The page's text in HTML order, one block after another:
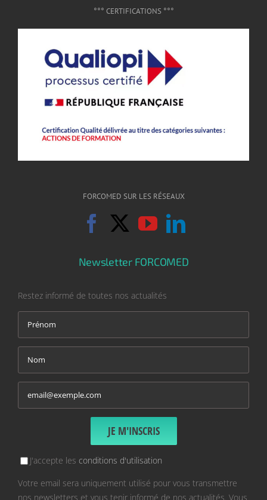
°°° CERTIFICATIONS °°°
FORCOMED SUR LES RÉSEAUX
Newsletter FORCOMED
Restez informé de toutes nos actualités
J'accepte les conditions d'utilisation
Votre email sera uniquement utilisé pour vous transmettre
nos newsletters et vous tenir informé de nos actualités. Vous